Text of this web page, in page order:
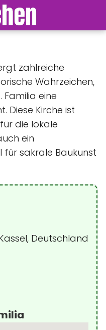
zahlreiche
Wahrzeichen,
Familia eine
Diese Kirche ist
die lokale
ein
für sakrale Baukunst
Deutschland